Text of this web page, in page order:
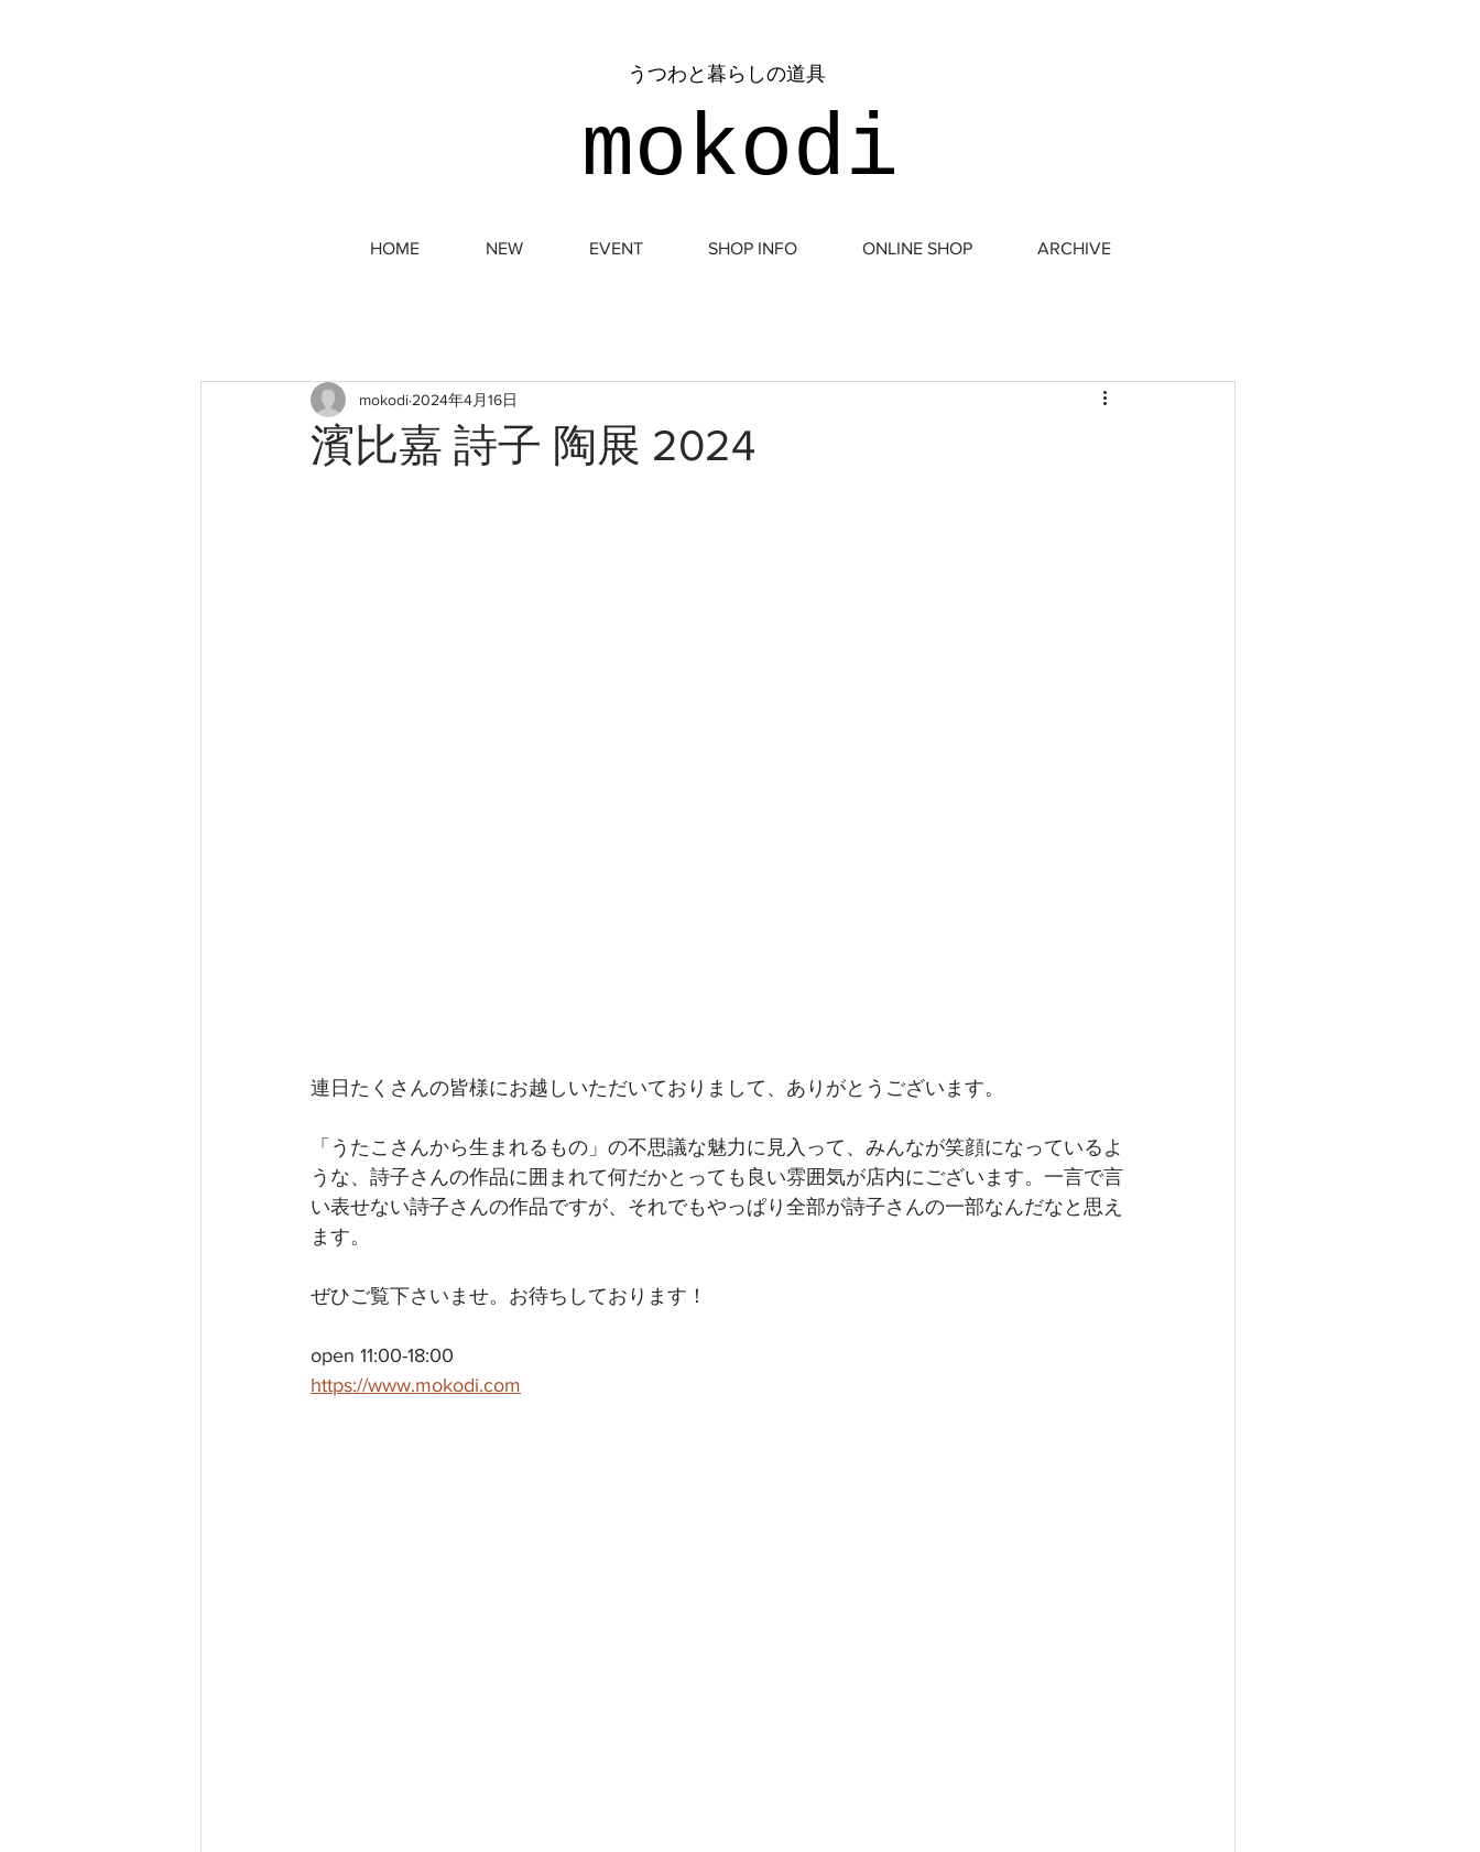
​うつわと暮らしの道具
mokodi
HOME NEW EVENT SHOP INFO ONLINE SHOP ARCHIVE
濱比嘉 詩子 陶展 2024
mokodi 2024年4月16日
連日たくさんの皆様にお越しいただいておりまして、ありがとうございます。
「うたこさんから生まれるもの」の不思議な魅力に見入って、みんなが笑顔になっているよ
うな、詩子さんの作品に囲まれて何だかとっても良い雰囲気が店内にございます。一言で言
い表せない詩子さんの作品ですが、それでもやっぱり全部が詩子さんの一部なんだなと思え
ます。
ぜひご覧下さいませ。お待ちしております！
open 11:00-18:00
https://www.mokodi.com